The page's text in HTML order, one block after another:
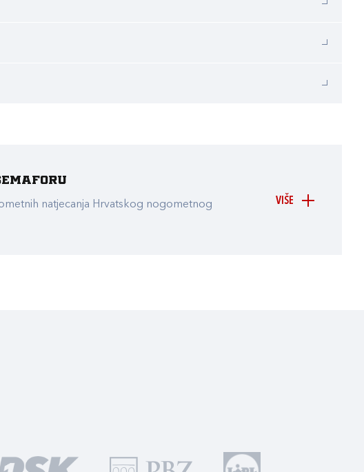
VIŠE
natjecanja Hrvatskog nogometnog